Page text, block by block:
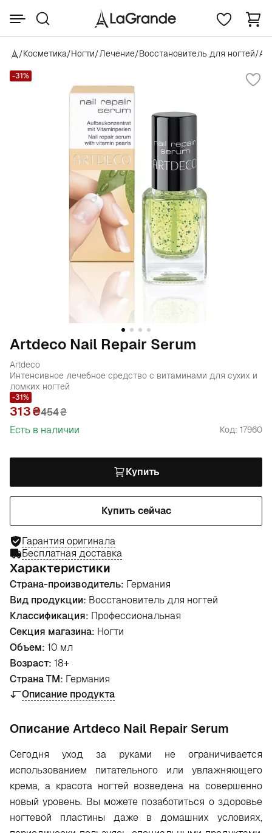
/Косметика/Ногти/Лечение/Восстановитель для ногтей/
-31%
Artdeco Nail Repair Serum
Artdeco
Интенсивное лечебное средство с витаминами для сухих и
ломких ногтей
-31%
313 454₴
Есть в наличии
Код: 17960
Купить
Купить сейчас
Гарантия оригинала
Бесплатная доставка
Характеристики
Страна-производитель: Германия
Вид продукции: Восстановитель для ногтей
Классификация: Профессиональная
Секция магазина: Ногти
Объем: 10 мл
Возраст: 18+
Страна ТМ: Германия
Описание продукта
Oписание Artdeco Nail Repair Serum
Сегодня уход за руками не ограничивается
использованием питательного или увлажняющего
крема, а красота ногтей возведена на совершенно
новый уровень. Вы можете позаботиться о здоровье
ногтевой пластины даже в домашних условиях,